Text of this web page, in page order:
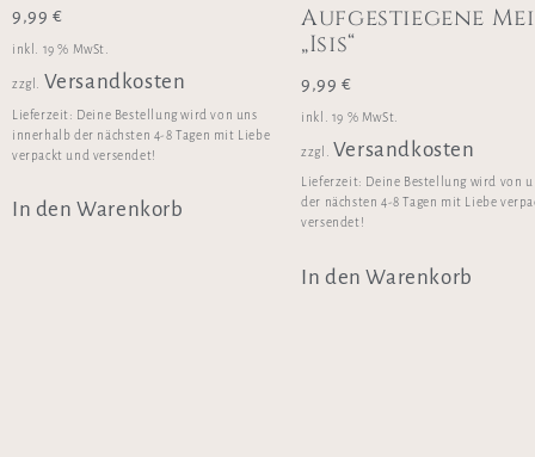
9,99 €
inkl. 19 % MwSt.
zzgl. Versandkosten
Lieferzeit: Deine Bestellung wird von uns
innerhalb der nächsten 4-8 Tagen mit Liebe
verpackt und versendet!
In den Warenkorb
Aufgestiegene
„Isis“
9,99€
inkl. 19 % MwSt.
zzgl. Versandkosten
Lieferzeit: Deine Bestellung wird von
der nächsten 4-8 Tagen mit Liebe
versendet!
In den Warenkorb